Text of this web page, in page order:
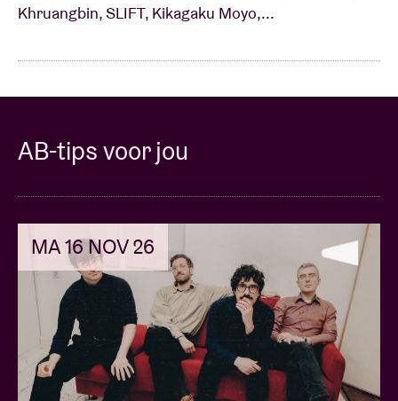
Khruangbin, SLIFT, Kikagaku Moyo,...
AB-tips voor jou
MA 16 NOV 26